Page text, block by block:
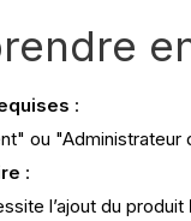
:
ou
:
l’ajout du produit